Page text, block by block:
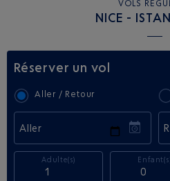
VOLS
NICE -
Réserver un vol
Aller / Retour
Aller
Adulte(s)